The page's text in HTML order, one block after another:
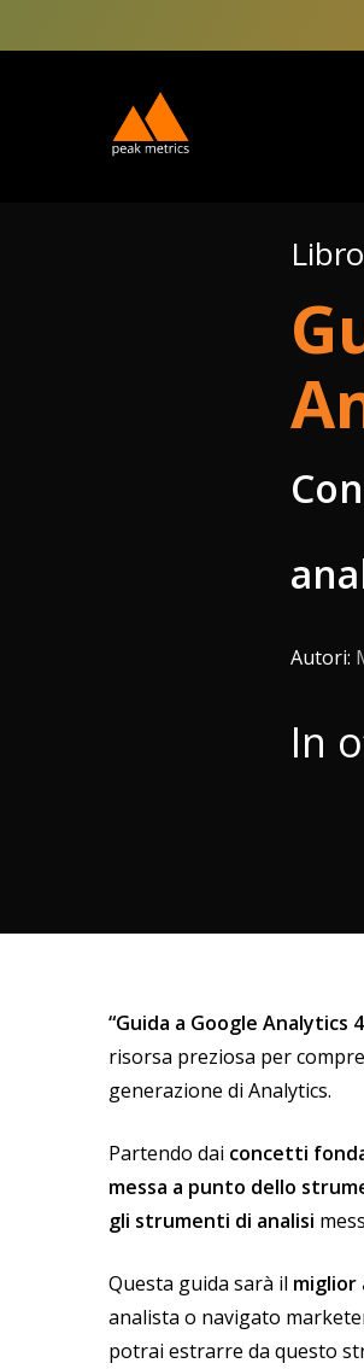
to
Libro
Autori:
In
“Guida a Google Analytics
risorsa preziosa per
generazione di Analytics.
Partendo dai concetti
messa a punto dello
gli strumenti di analisi
Questa guida sarà il miglior
analista o navigato
potrai estrarre da questo